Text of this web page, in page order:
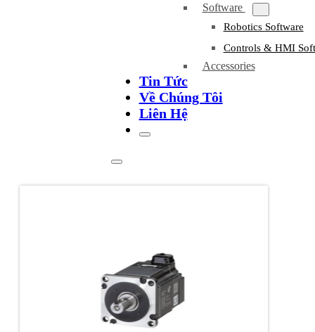
Software
Robotics Software
Controls & HMI
Accessories
Tin Tức
Về Chúng Tôi
Liên Hệ